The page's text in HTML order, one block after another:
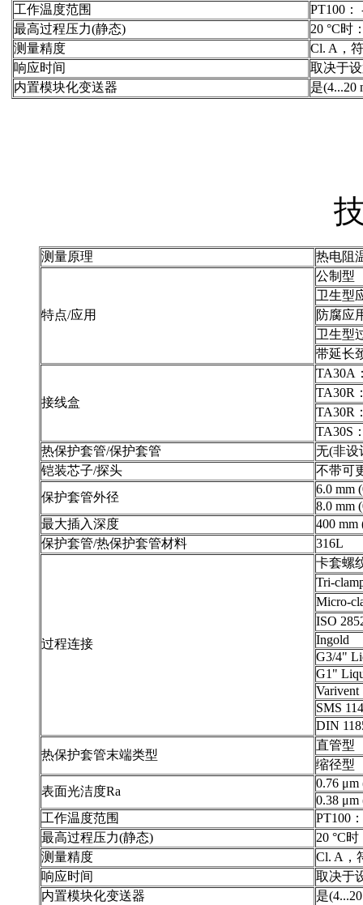
工作温度范围
PT100：
最高过程压力(静态)
20 °C时
测量精度
Cl. A，
响应时间
取决于
内置模块化变送器
是(4...20
测量原理 热电阻
特点/应用
公制型
卫生型
防腐应
卫生型
带延长
接线盒
TA30A
TA30R
TA30R
TA30S
热保护套管/保护套管
无(非设
铠装芯子/探头
不带可
保护套管外径
6.0 mm
8.0 mm
最大插入深度
400 mm
保护套管/热保护套管材料
316L
过程连接
卡套螺
Tri-
Micro-
ISO
Ingold
G3/4"
G1"
Varivent
SMS
DIN
热保护套管末端类型
直管型
缩径型
表面光洁度Ra
0.76 μm
0.38 μm
工作温度范围
PT100
最高过程压力(静态)
20 °C时
测量精度
Cl. A，
响应时间
取决于
内置模块化变送器
是